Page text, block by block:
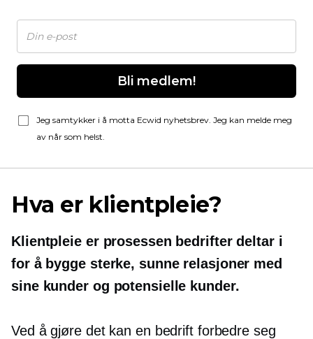
Bli medlem!
Jeg samtykker i å motta Ecwid nyhetsbrev. Jeg kan melde meg
av når som helst.
Hva er klientpleie?
Klientpleie er prosessen bedrifter deltar i
for å bygge sterke, sunne relasjoner med
sine kunder og potensielle kunder.
Ved å gjøre det kan en bedrift forbedre seg